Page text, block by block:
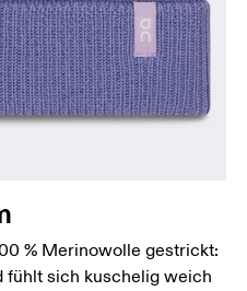
% Merinowolle gestrickt:
fühlt sich kuschelig weich